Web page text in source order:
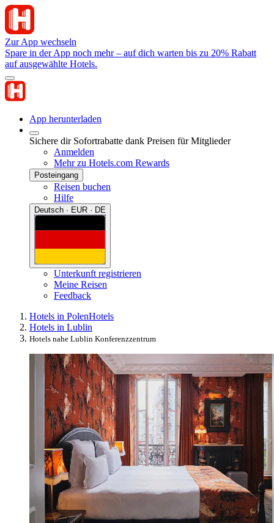
Zur App wechseln
Spare in der App noch mehr – auf dich warten bis zu 20% Rabatt
auf ausgewählte Hotels.
App herunterladen
Sichere dir Sofortrabatte dank Preisen für Mitglieder
Anmelden
Mehr zu Hotels.com Rewards
Posteingang
Reisen buchen
Hilfe
Deutsch · EUR · DE
Unterkunft registrieren
Meine Reisen
Feedback
Hotels in PolenHotels
Hotels in Lublin
Hotels nahe Lublin Konferenzzentrum